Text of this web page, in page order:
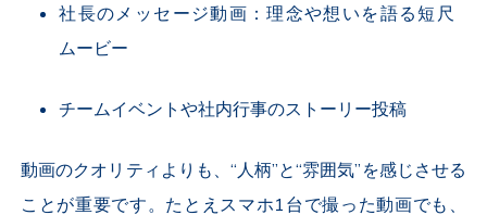
社長のメッセージ動画：理念や想いを語る短尺
ムービー
チームイベントや社内行事のストーリー投稿
動画のクオリティよりも、“人柄”と“雰囲気”を感じさせる
ことが重要です。たとえスマホ1台で撮った動画でも、